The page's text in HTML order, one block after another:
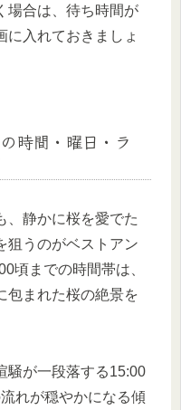
場合は、待ち時間が
に入れておきましょ
時間・曜日・ラ
、静かに桜を愛でた
狙うのがベストアン
頃までの時間帯は、
包まれた桜の絶景を
騒が一段落する15:00
れが穏やかになる傾